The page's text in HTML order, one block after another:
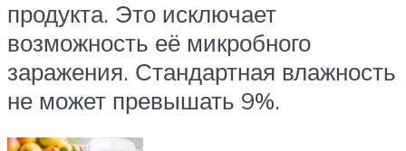
продукта. Это исключает
возможность её микробного
заражения. Стандартная влажность
не может превышать 9%.